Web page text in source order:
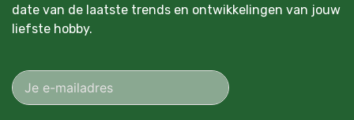
date van de laatste trends en ontwikkelingen van jouw
liefste hobby.